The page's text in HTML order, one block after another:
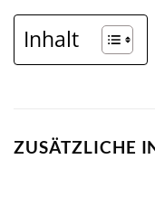
Inhalt
ZUSÄTZLICHE